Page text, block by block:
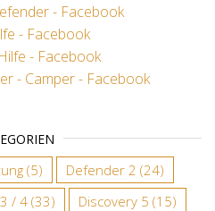
- Facebook
- Facebook
- Facebook
- Camper - Facebook
(5) Defender 2 (24)
/ 4 (33) Discovery 5 (15)